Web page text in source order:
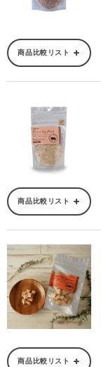
商品比較リスト
商品比較リスト
商品比較リスト